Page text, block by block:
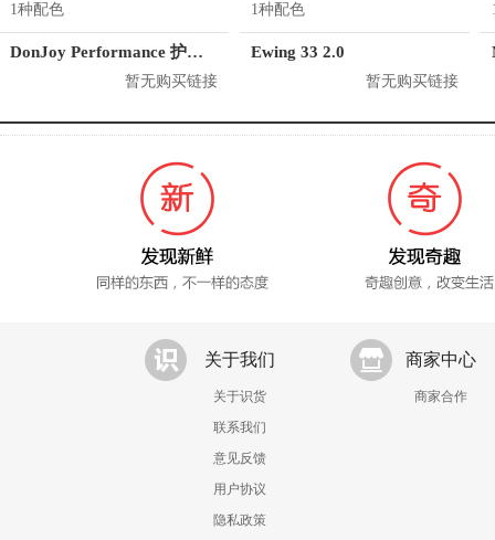
1种配色
DonJoy Performance 护肘 DP157ES01
暂无购买链接
1种配色
Ewing 33 2.0
暂无购买链接
关于我们
关于识货
联系我们
意见反馈
用户协议
隐私政策
商家中心
商家合作